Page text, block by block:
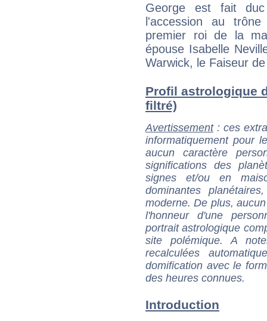
George est fait
l'accession au
premier roi de la
épouse Isabelle
Warwick, le Faiseur
Profil astrologique
filtré)
Avertissement: ces
informatiquement pour
aucun caractère
significations des
signes et/ou en
dominantes
moderne. De plus,
l'honneur d'une
portrait astrologique
site polémique. A
recalculées
domification avec le
des heures connues.
Introduction